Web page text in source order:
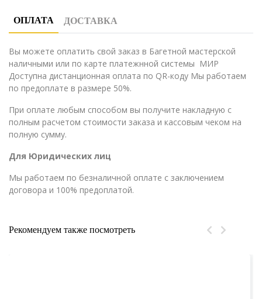
ОПЛАТА ДОСТАВКА
Вы можете оплатить свой заказ в Багетной мастерской
наличными или по карте платежнной системы МИР
Доступна дистанционная оплата по QR-коду Мы работаем
по предоплате в размере 50%.
При оплате любым способом вы получите накладную с
полным расчетом стоимости заказа и кассовым чеком на
полную сумму.
Для Юридических лиц
Мы работаем по безналичной оплате с заключением
договора и 100% предоплатой.
Рекомендуем также посмотреть